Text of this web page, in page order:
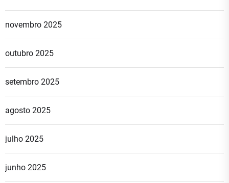
novembro 2025
outubro 2025
setembro 2025
agosto 2025
julho 2025
junho 2025